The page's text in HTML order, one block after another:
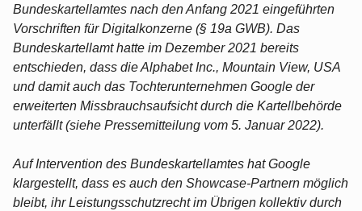
Bundeskartellamtes nach den Anfang 2021 eingeführten
Vorschriften für Digitalkonzerne (§ 19a GWB). Das
Bundeskartellamt hatte im Dezember 2021 bereits
entschieden, dass die Alphabet Inc., Mountain View, USA
und damit auch das Tochterunternehmen Google der
erweiterten Missbrauchsaufsicht durch die Kartellbehörde
unterfällt (siehe Pressemitteilung vom 5. Januar 2022).
Auf Intervention des Bundeskartellamtes hat Google
klargestellt, dass es auch den Showcase-Partnern möglich
bleibt, ihr Leistungsschutzrecht im Übrigen kollektiv durch